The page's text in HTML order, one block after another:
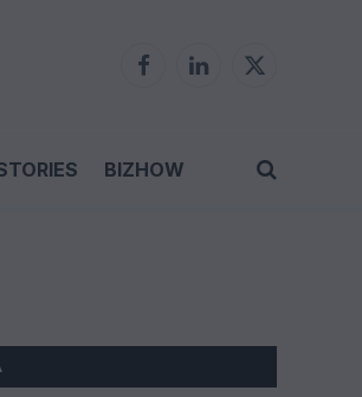
FacebookLinkedIn
X
BIZHOW